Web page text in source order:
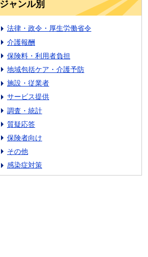
ジャンル別
法律・政令・厚生労働省令
介護報酬
保険料・利用者負担
地域包括ケア・介護予防
施設・従業者
サービス提供
調査・統計
質疑応答
保険者向け
その他
感染症対策